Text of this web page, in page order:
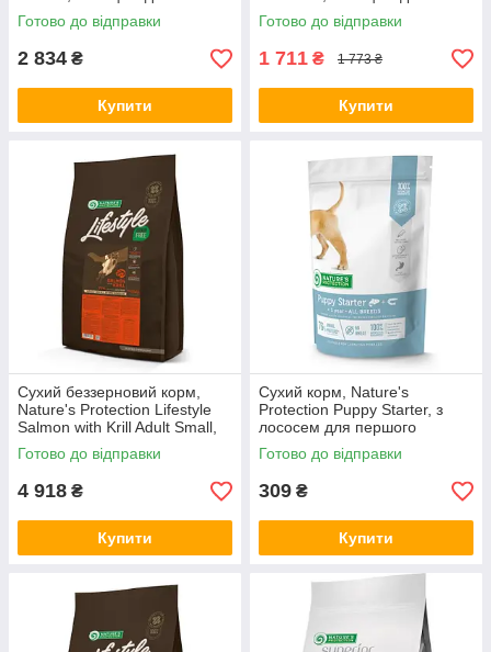
цуценят, 15 кг, ART45637 (*)
Готово до відправки
2 834 ₴
Купити
контролю ваги, 4 кг,
NPS45660 (*)
Готово до відправки
1 711 ₴ 1 773 ₴
Купити
Сухий беззерновий корм,
Nature's Protection Lifestyle
Salmon with Krill Adult Small,
10 кг, NPLS45681 (*)
Готово до відправки
4 918 ₴
Купити
Сухий корм, Nature's
Protection Puppy Starter, з
лососем для першого
прикорму цуценят, 500 г,
NPS45721 (*)
Готово до відправки
309 ₴
Купити